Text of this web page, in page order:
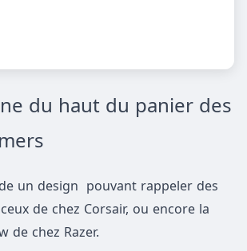
du haut du panier des
un design pouvant rappeler des
de chez Corsair, ou encore la
de chez Razer.